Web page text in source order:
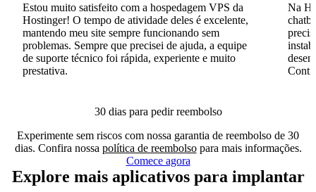
Estou muito satisfeito com a hospedagem VPS da
Hostinger! O tempo de atividade deles é excelente,
mantendo meu site sempre funcionando sem
problemas. Sempre que precisei de ajuda, a equipe
de suporte técnico foi rápida, experiente e muito
prestativa.
Na
30 dias para pedir reembolso
Experimente sem riscos com nossa garantia de reembolso de 30
dias. Confira nossa política de reembolsopara mais informações.
Comece agora
Explore mais aplicativos para implantar